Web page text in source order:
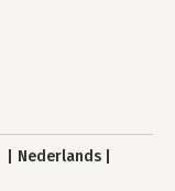
Nederlands